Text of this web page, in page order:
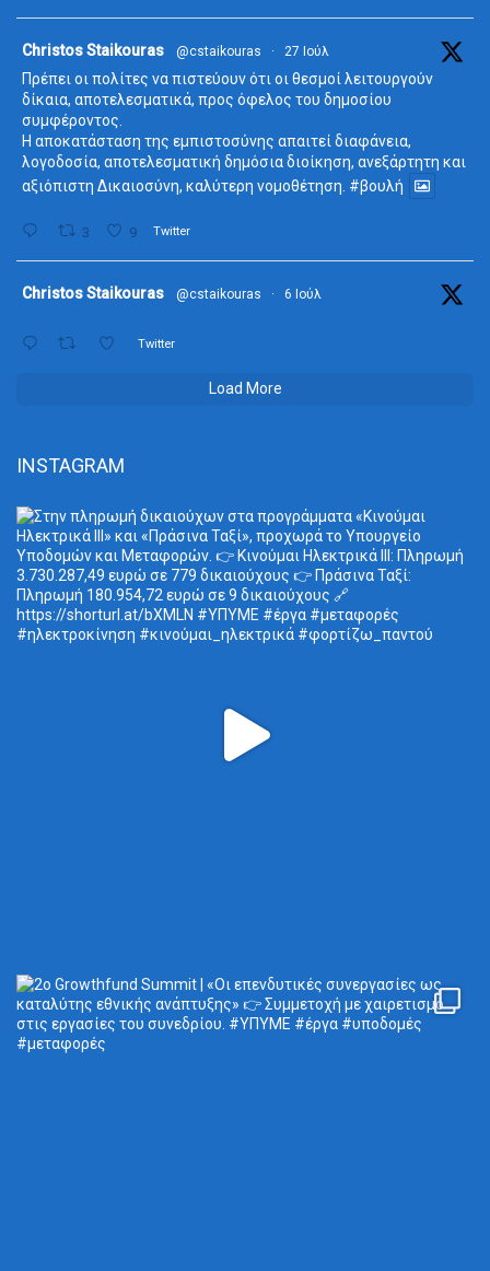
Christos Staikouras @cstaikouras · 27 Ιούλ
Πρέπει οι πολίτες να πιστεύουν ότι οι θεσμοί λειτουργούν
δίκαια, αποτελεσματικά, προς όφελος του δημοσίου
συμφέροντος.
Η αποκατάσταση της εμπιστοσύνης απαιτεί διαφάνεια,
λογοδοσία, αποτελεσματική δημόσια διοίκηση, ανεξάρτητη και
αξιόπιστη Δικαιοσύνη, καλύτερη νομοθέτηση. #βουλή
3 9 Twitter
Christos Staikouras @cstaikouras · 6 Ιούλ
Twitter
Load More
INSTAGRAM